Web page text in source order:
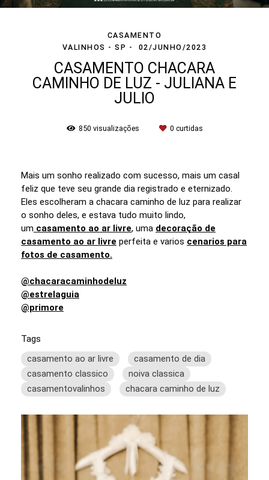
CASAMENTO
VALINHOS - SP
02/JUNHO/2023
CASAMENTO CHACARA
CAMINHO DE LUZ - JULIANA E
JULIO
850 visualizações 0 curtidas
Mais um sonho realizado com sucesso, mais um casal
feliz que teve seu grande dia registrado e eternizado.
Eles escolheram a chacara caminho de luz para realizar
o sonho deles, e estava tudo muito lindo,
um casamento ao ar livre, uma decoração de
casamento ao ar livre perfeita e varios cenarios para
fotos de casamento.
@chacaracaminhodeluz
@estrelaguia
@primore
Tags
casamento ao ar livre
casamento de dia
casamento classico
noiva classica
casamentovalinhos
chacara caminho de luz